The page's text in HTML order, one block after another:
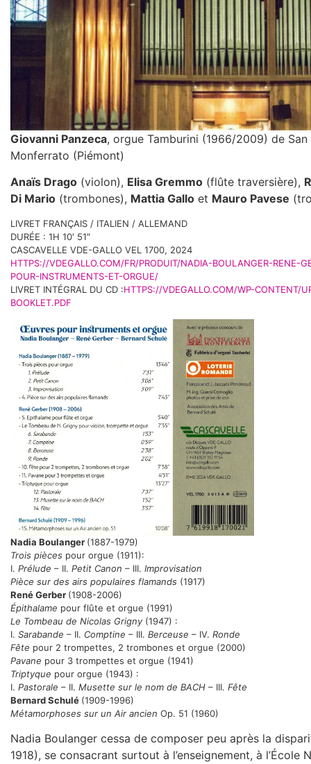
Giovanni Panzeca, orgue Tamburini (1966/2009) de
Monferrato (Piémont)
Anaïs Drago (violon), Elisa Gremmo (flûte traversière),
Di Mario (trombones), Mattia Gallo et Mauro Pavese
LIVRET FRANÇAIS / ITALIEN / ALLEMAND
DURÉE : 1H 10′ 51″
CASCAVELLE VDE-GALLO VEL 1700, 2024
HTTPS://VDEGALLO.COM/FR/PRODUIT/NADIA-BOULANGER-RENE-
POUR-INSTRUMENTS-ET-ORGUE/
LIVRET INTÉGRAL DU CD :HTTPS://VDEGALLO.COM/WP-CONTENT/
BOOKLET.PDF
Nadia Boulanger (1887-1979)
Trois pièces pour orgue (1911):
I. Prélude – II. Petit Canon – III. Improvisation
Pièce sur des airs populaires flamands (1917)
René Gerber (1908-2006)
Épithalame pour flûte et orgue (1991)
Le Tombeau de Nicolas Grigny (1947) :
I. Sarabande – II. Comptine – III. Berceuse – IV. Ronde
Fête pour 2 trompettes, 2 trombones et orgue (2000)
Pavane pour 3 trompettes et orgue (1941)
Triptyque pour orgue (1943) :
I. Pastorale – II. Musette sur le nom de BACH – III. Fête
Bernard Schulé (1909-1996)
Métamorphoses sur un Air ancien Op. 51 (1960)
Nadia Boulanger cessa de composer peu après la
1918), se consacrant surtout à l’enseignement, à l’École